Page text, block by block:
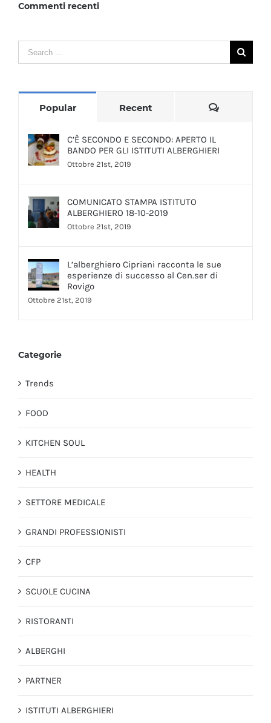
Commenti recenti
Search
for:
Popular Recent Comments
C’È SECONDO E SECONDO: APERTO IL
BANDO PER GLI ISTITUTI ALBERGHIERI
Ottobre 21st, 2019
COMUNICATO STAMPA ISTITUTO
ALBERGHIERO 18-10-2019
Ottobre 21st, 2019
L’alberghiero Cipriani racconta le sue
esperienze di successo al Cen.ser di
Rovigo
Ottobre 21st, 2019
Categorie
Trends
FOOD
KITCHEN SOUL
HEALTH
SETTORE MEDICALE
GRANDI PROFESSIONISTI
CFP
SCUOLE CUCINA
RISTORANTI
ALBERGHI
PARTNER
ISTITUTI ALBERGHIERI